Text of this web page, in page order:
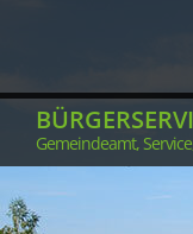
Gemeindeamt,